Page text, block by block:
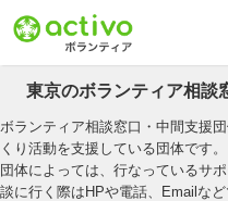
東京のボランティア相談
ボランティア相談窓口・中間支援
くり活動を支援している団体です。
団体によっては、行なっているサ
談に行く際はHPや電話、Emailな